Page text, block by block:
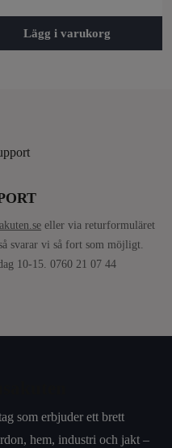
Lägg i varukorg
eller via returformuläret
svarar vi så fort som möjligt.
10-15. 0760 21 07 44
som erbjuder ett brett
hem, industri och jakt –